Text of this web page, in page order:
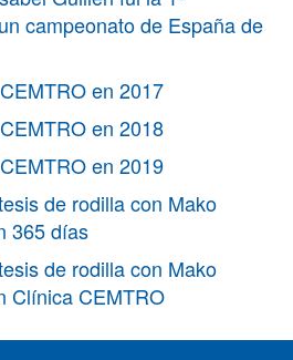
campeonato de España de
en 2017
en 2018
en 2019
de rodilla con Mako
365 días
de rodilla con Mako
Clínica CEMTRO